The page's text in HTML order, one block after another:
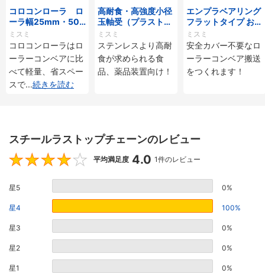
コロコンローラ ロ
ーラ幅25mm・50
mmタイプ
ミスミ
コロコンローラはロ
ーラーコンベアに比
べて軽量、省スペー
スで...続きを読む
高耐食・高強度小径
玉軸受（プラストロ
ベアリング）
ミスミ
ステンレスより高耐
食が求められる食
品、薬品装置向け！
エンプラベアリング
フラットタイプ おね
じ付
ミスミ
安全カバー不要なロ
ーラーコンベア搬送
をつくれます！
スチールラストップチェーンのレビュー
4
平均満足度 4.0 1件のレビュー
星5 0%
星4 100%
星3 0%
星2 0%
星1 0%